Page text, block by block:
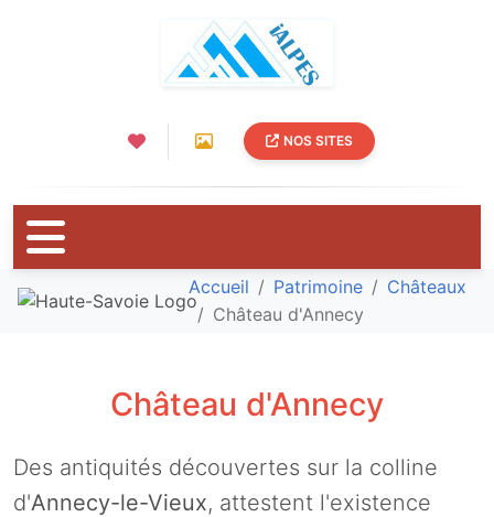
NOS SITES
Accueil Patrimoine
Châteaux
Château d'Annecy
Château d'Annecy
Des antiquités découvertes sur la colline
d'Annecy-le-Vieux, attestent l'existence